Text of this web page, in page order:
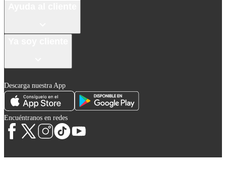
Descarga nuestra App
Encuéntranos en redes